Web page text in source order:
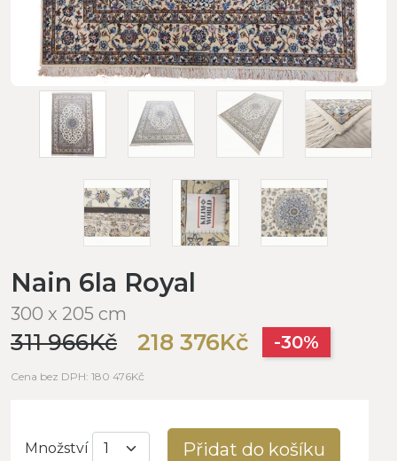
Nain 6la Royal
300 x 205 cm
311 966Kč 218 376Kč -30%
Cena bez DPH: 180 476Kč
Množství Přidat do košíku